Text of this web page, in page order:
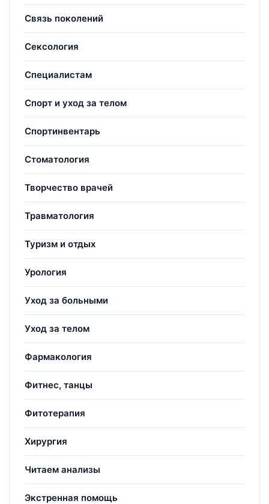
Связь поколений
Сексология
Специалистам
Спорт и уход за телом
Спортинвентарь
Стоматология
Творчество врачей
Травматология
Туризм и отдых
Урология
Уход за больными
Уход за телом
Фармакология
Фитнес, танцы
Фитотерапия
Хирургия
Читаем анализы
Экстренная помощь